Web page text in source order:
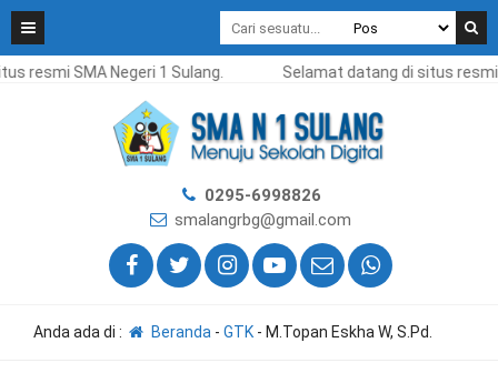
resmi SMA Negeri 1 Sulang. Selamat datang di situs resmi
0295-6998826
smalangrbg@gmail.com
Anda ada di : Beranda - GTK- M.Topan Eskha W, S.Pd.